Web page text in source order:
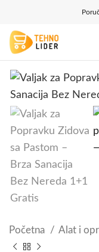
Početna Alat i